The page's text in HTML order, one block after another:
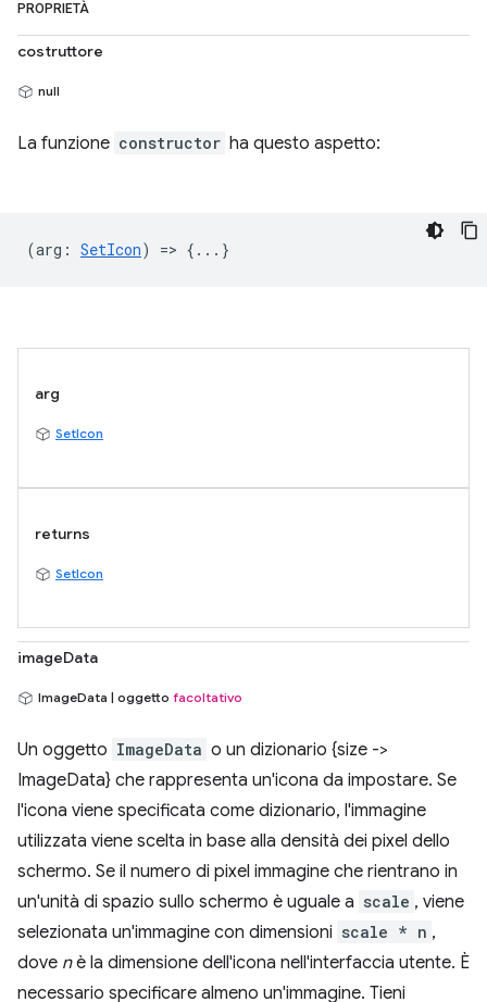
PROPRIETÀ
costruttore
null
La funzione constructor ha questo aspetto:
(arg : SetIcon) => {...}
arg
SetIcon
returns
SetIcon
imageData
ImageData | oggetto facoltativo
Un oggetto ImageData o un dizionario {size ->
ImageData} che rappresenta un'icona da impostare. Se
l'icona viene specificata come dizionario, l'immagine
utilizzata viene scelta in base alla densità dei pixel dello
schermo. Se il numero di pixel immagine che rientrano in
un'unità di spazio sullo schermo è uguale a scale , viene
selezionata un'immagine con dimensioni scale * n ,
dove nè la dimensione dell'icona nell'interfaccia utente. È
necessario specificare almeno un'immagine. Tieni